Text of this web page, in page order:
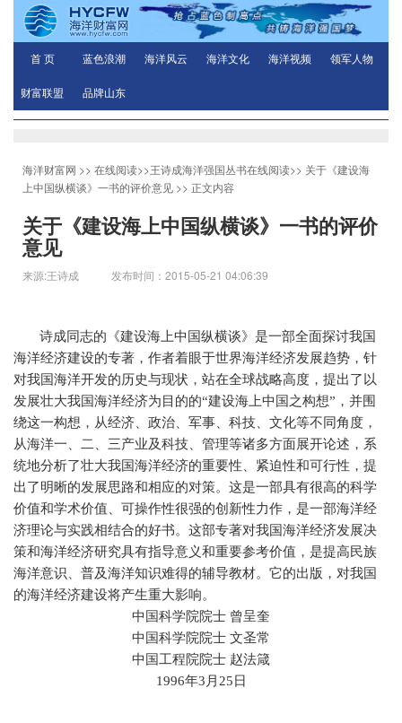
首 页 蓝色浪潮 海洋风云 海洋文化 海洋视频 领军人物
财富联盟 品牌山东
海洋财富网 >> 在线阅读>>王诗成海洋强国丛书在线阅读>> 关于《建设海
上中国纵横谈》一书的评价意见 >> 正文内容
关于《建设海上中国纵横谈》一书的评价
意见
来源:王诗成 发布时间：2015-05-21 04:06:39
诗成同志的《建设海上中国纵横谈》是一部全面探讨我国
海洋经济建设的专著，作者着眼于世界海洋经济发展趋势，针
对我国海洋开发的历史与现状，站在全球战略高度，提出了以
发展壮大我国海洋经济为目的的“建设海上中国之构想”，并围
绕这一构想，从经济、政治、军事、科技、文化等不同角度，
从海洋一、二、三产业及科技、管理等诸多方面展开论述，系
统地分析了壮大我国海洋经济的重要性、紧迫性和可行性，提
出了明晰的发展思路和相应的对策。这是一部具有很高的科学
价值和学术价值、可操作性很强的创新性力作，是一部海洋经
济理论与实践相结合的好书。这部专著对我国海洋经济发展决
策和海洋经济研究具有指导意义和重要参考价值，是提高民族
海洋意识、普及海洋知识难得的辅导教材。它的出版，对我国
的海洋经济建设将产生重大影响。
中国科学院院士 曾呈奎
中国科学院院士 文圣常
中国工程院院士 赵法箴
1996年3月 25 日